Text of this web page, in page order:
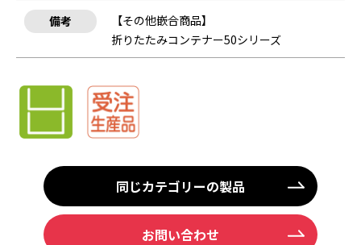
備考
【その他嵌合商品】
折りたたみコンテナー50シリーズ
同じカテゴリーの製品
お問い合わせ